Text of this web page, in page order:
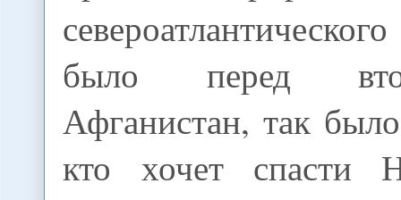
было перед
Афганистан, так
кто хочет